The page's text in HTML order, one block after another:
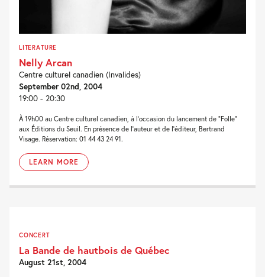
LITERATURE
Nelly Arcan
Centre culturel canadien (Invalides)
September 02nd, 2004
19:00 - 20:30
À 19h00 au Centre culturel canadien, à l’occasion du lancement de “Folle”
aux Éditions du Seuil. En présence de l’auteur et de l’éditeur, Bertrand
Visage. Réservation: 01 44 43 24 91.
LEARN MORE
CONCERT
La Bande de hautbois de Québec
August 21st, 2004